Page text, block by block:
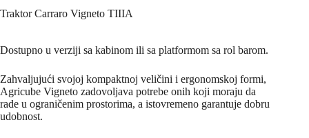
Traktor Carraro Vigneto TIIIA
Dostupno u verziji sa kabinom ili sa platformom sa rol barom.
Zahvaljujući svojoj kompaktnoj veličini i ergonomskoj formi,
Agricube Vigneto zadovoljava potrebe onih koji moraju da
rade u ograničenim prostorima, a istovremeno garantuje dobru
udobnost.